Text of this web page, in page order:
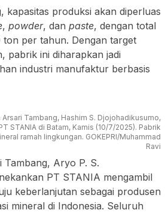
kapasitas produksi akan diperluas
, powder, dan paste, dengan total
ton per tahun. Dengan target
pabrik ini diharapkan jadi
industri manufaktur berbasis
Arsari Tambang, Hashim S. Djojohadikusumo,
STANIA di Batam, Kamis (10/7/2025). Pabrik
ramah lingkungan. GOKEPRI/Muhammad
Ravi
Aryo P. S.
PT STANIA mengambil
keberlanjutan sebagai produsen
mineral di Indonesia. Seluruh